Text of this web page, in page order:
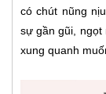
có chút nũng
sự gần gũi, ngọt
xung quanh